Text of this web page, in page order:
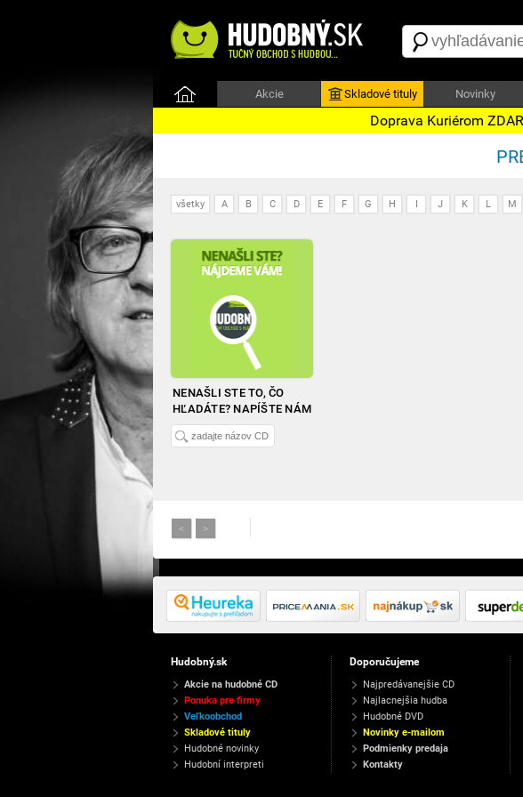
Akcie Skladové tituly Novinky
Doprava Kuriérom
všetky A B C D E F G H I J K L M
NENAŠLI STE TO, ČO
HĽADÁTE? NAPÍŠTE NÁM
< >
Hudobný.sk
Akcie na hudobné CD
Ponuka pre firmy
Veľkoobchod
Skladové tituly
Hudobné novinky
Hudobní interpreti
Doporučujeme
Najpredávanejšie CD
Najlacnejšia hudba
Hudobné DVD
Novinky e-mailom
Podmienky predaja
Kontakty